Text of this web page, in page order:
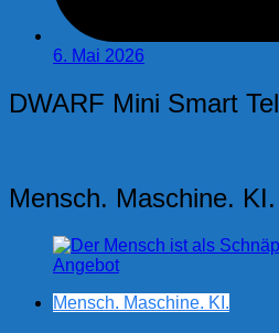
6. Mai 2026
DWARF Mini Smart
Mensch. Maschine. KI.
Mensch. Maschine. KI.